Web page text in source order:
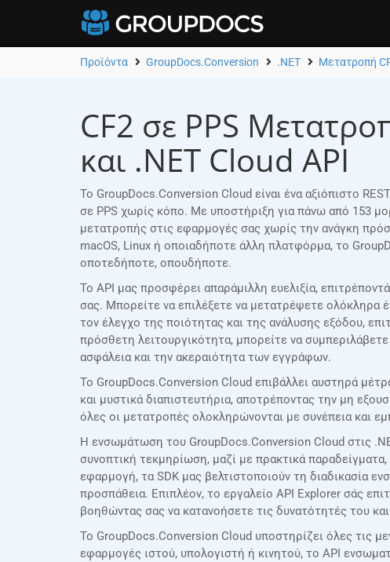
Προϊόντα GroupDocs.Conversion .NET Μετατροπή
CF2 σε PPS
και .NET Cloud API
Το GroupDocs.Conversion Cloud είναι ένα αξιόπιστο
σε PPS χωρίς κόπο. Με υποστήριξη για πάνω από 153
μετατροπής στις εφαρμογές σας χωρίς την ανάγκη
macOS, Linux ή οποιαδήποτε άλλη πλατφόρμα, το
οποτεδήποτε, οπουδήποτε.
Το API μας προσφέρει απαράμιλλη ευελιξία,
σας. Μπορείτε να επιλέξετε να μετατρέψετε ολόκληρα
τον έλεγχο της ποιότητας και της ανάλυσης εξόδου,
πρόσθετη λειτουργικότητα, μπορείτε να
ασφάλεια και την ακεραιότητα των εγγράφων.
Το GroupDocs.Conversion Cloud επιβάλλει αυστηρά
και μυστικά διαπιστευτήρια, αποτρέποντας την μη
όλες οι μετατροπές ολοκληρώνονται με συνέπεια και
Η ενσωμάτωση του GroupDocs.Conversion Cloud στις
συνοπτική τεκμηρίωση, μαζί με πρακτικά
εφαρμογή, τα SDK μας βελτιστοποιούν τη διαδικασία
προσπάθεια. Επιπλέον, το εργαλείο API Explorer σάς
βοηθώντας σας να κατανοήσετε τις δυνατότητές του
Το GroupDocs.Conversion Cloud υποστηρίζει όλες τις
εφαρμογές ιστού, υπολογιστή ή κινητού, το API